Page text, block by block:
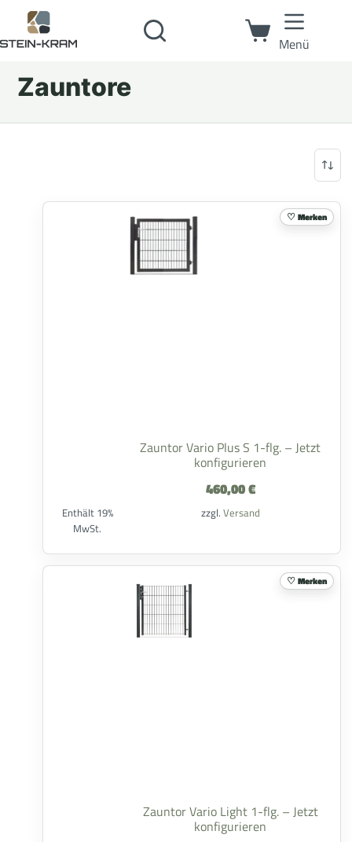
Menü
Zauntore
Zauntor Vario Plus S 1-flg. – Jetzt
konfigurieren
460,00€
Enthält 19%
MwSt.
zzgl. Versand
Merken
Zauntor Vario Light 1-flg. – Jetzt
konfigurieren
Merken